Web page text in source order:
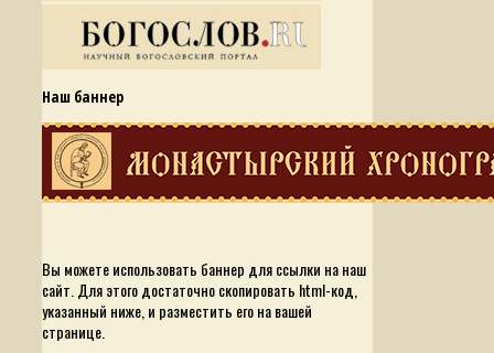
Наш баннер
Вы можете использовать баннер для ссылки на наш
сайт. Для этого достаточно скопировать html-код,
указанный ниже, и разместить его на вашей
странице.